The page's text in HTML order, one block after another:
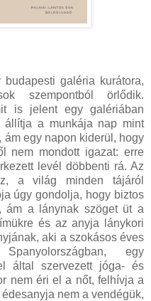
galéria kurátora,
szempontból örlődik.
is jelent egy galériában
állítja a munkája nap mint
egy napon kiderül, hogy
nem mondott igazat: erre
levél döbbenti rá. Az
a világ minden tájáról
úgy gondolja, hogy biztos
ám a lánynak szöget üt a
és az anyja lánykori
aki a szokásos éves
egy
által szervezett jóga- és
nem éri el a nőt, felhívja a
nem a vendégük,